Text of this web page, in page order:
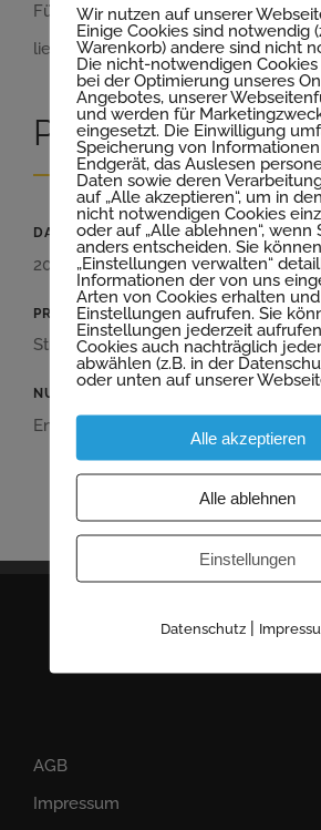
Für dieses Bauvorhaben eines
lieferten wir Stützen mit angeformten
Projekt Details
DATUM
2010
PRODUKT
Stützen, Fundament
NUTZUNG
Energieversorgung
AGB
Impressum
Wir nutzen auf unserer
Einige Cookies sind notwendig
Warenkorb) andere sind nicht
Die nicht-notwendigen
bei der Optimierung unseres
Angebotes, unserer
und werden für
eingesetzt. Die Einwilligung
Speicherung von
Endgerät, das Auslesen
Daten sowie deren
auf „Alle akzeptieren“, um in
nicht notwendigen Cookies
oder auf „Alle ablehnen“, wenn
anders entscheiden. Sie
„Einstellungen verwalten“
Informationen der von uns
Arten von Cookies erhalten
Einstellungen aufrufen. Sie
Einstellungen jederzeit
Cookies auch nachträglich
abwählen (z.B. in der
oder unten auf unserer
Alle akzeptieren
Alle ablehnen
Einstellungen
Datenschutz |